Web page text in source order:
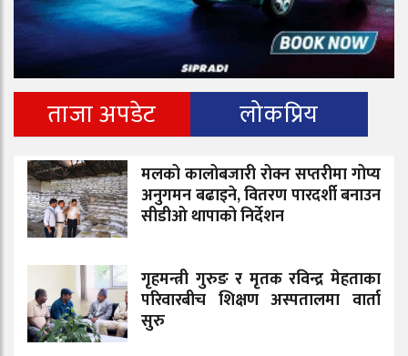
ताजा अपडेट लोकप्रिय
मलको कालोबजारी रोक्न सप्तरीमा गोप्य
अनुगमन बढाइने, वितरण पारदर्शी बनाउन
सीडीओ थापाको निर्देशन
गृहमन्त्री गुरुङ र मृतक रविन्द्र मेहताका
परिवारबीच शिक्षण अस्पतालमा वार्ता
सुरु